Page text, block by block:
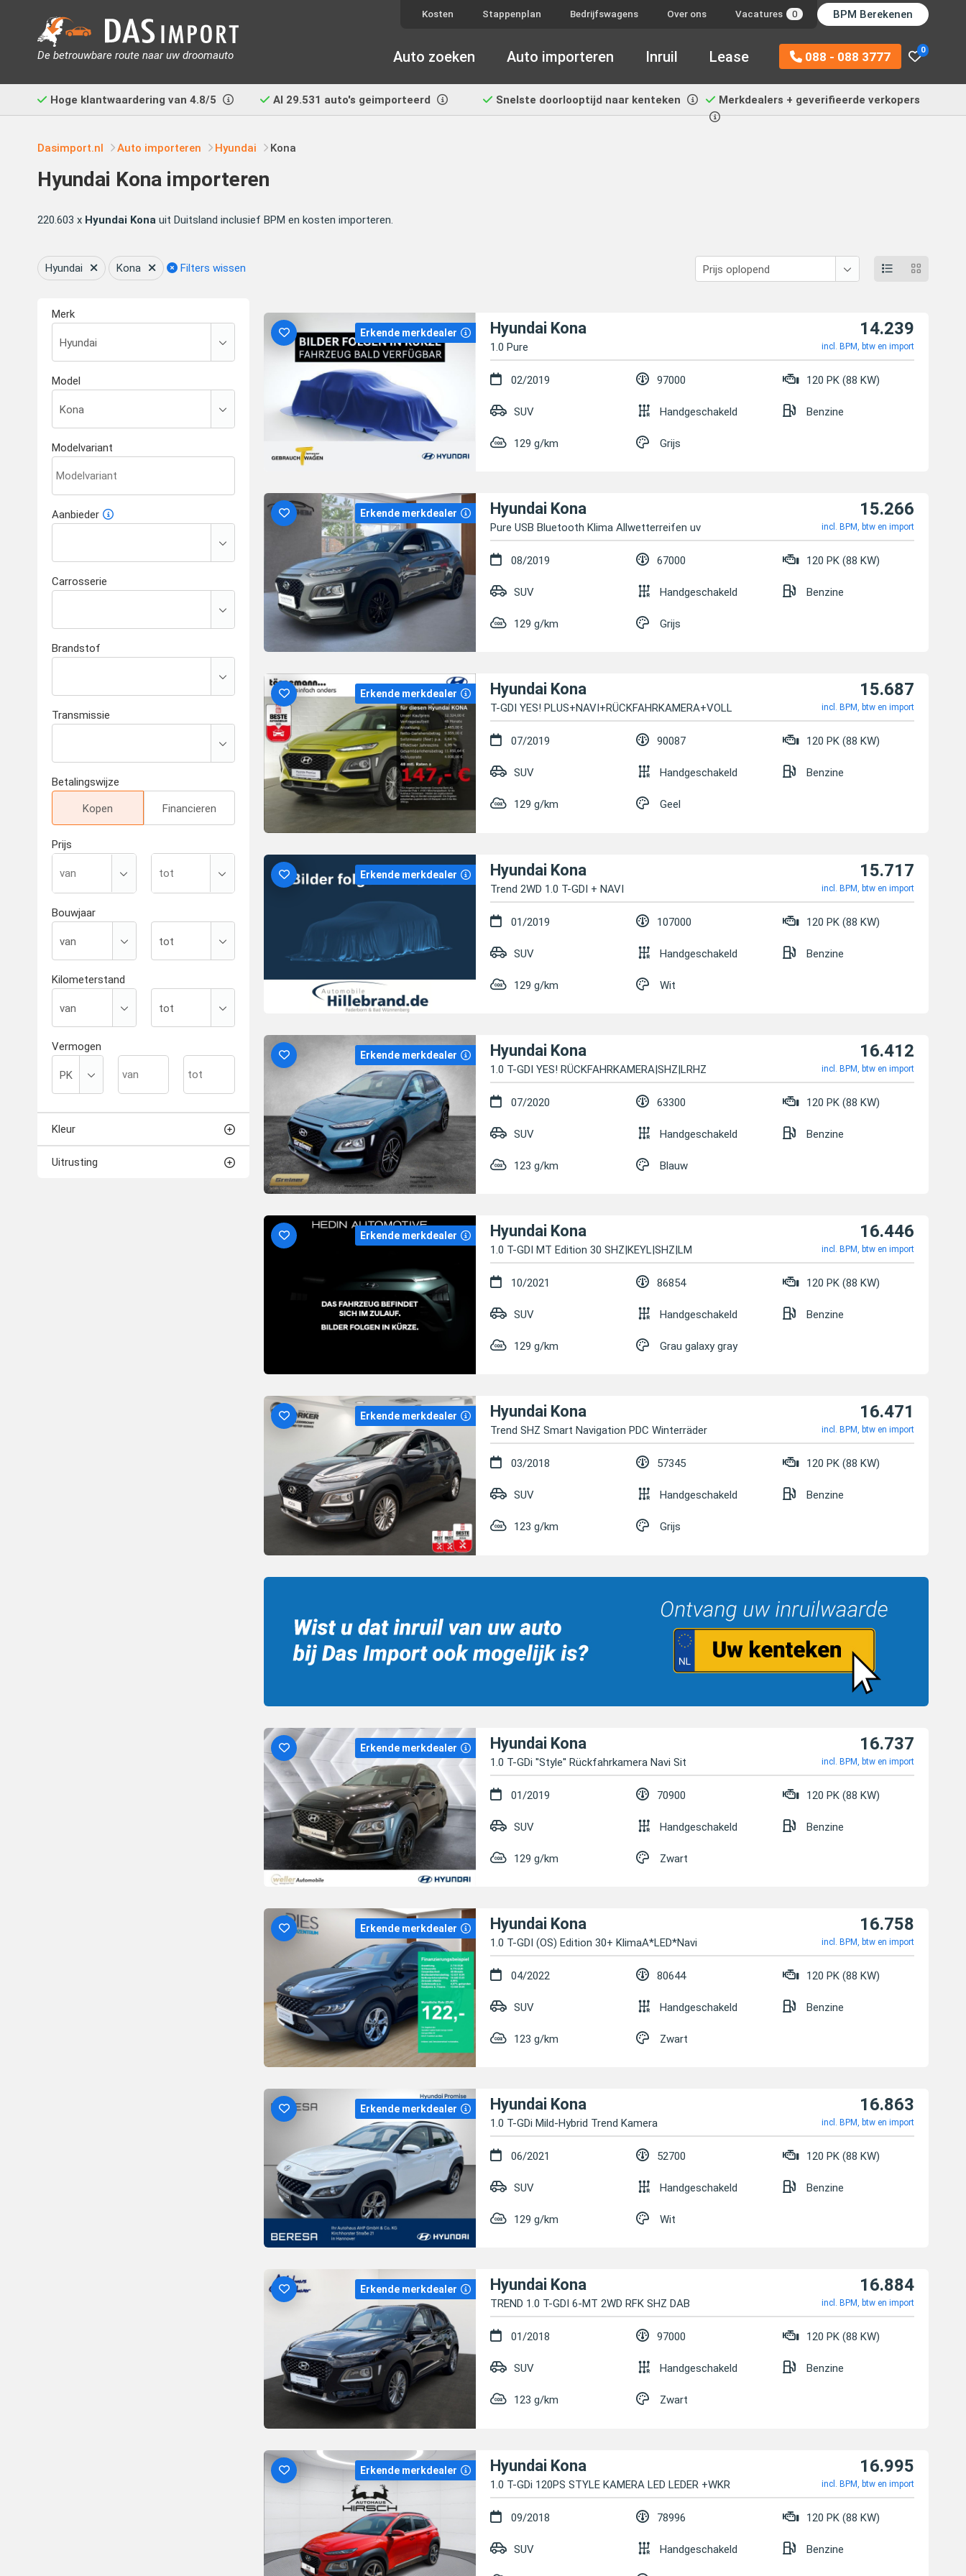
De betrouwbare route naar uw droomauto
Kosten Stappenplan Bedrijfswagens Over ons Vacatures 0 BPM Berekenen
0
088 - 088 3777
Auto zoeken Auto importeren Inruil Lease
Hoge klantwaardering van 4.8/5 Al 29.531 auto's geimporteerd Snelste doorlooptijd naar kenteken Merkdealers + geverifieerde verkopers
Dasimport.nl Auto importeren Hyundai Kona
Hyundai Kona importeren
220.603 x Hyundai Kona uit Duitsland inclusief BPM en kosten importeren.
Hyundai Kona Filters wissen
Erkende merkdealer Hyundai Kona
1.0 Pure
14.239
incl. BPM, btw en import
02/2019 97000 120 PK (88 KW)
SUV Handgeschakeld Benzine
129 g/km Grijs
Erkende merkdealer Hyundai Kona
Pure USB Bluetooth Klima Allwetterreifen uv
15.266
incl. BPM, btw en import
08/2019 67000 120 PK (88 KW)
SUV Handgeschakeld Benzine
129 g/km Grijs
Erkende merkdealer Hyundai Kona
T-GDI YES! PLUS+NAVI+RÜCKFAHRKAMERA+VOLL LE
15.687
incl. BPM, btw en import
07/2019 90087 120 PK (88 KW)
SUV Handgeschakeld Benzine
129 g/km Geel
Erkende merkdealer Hyundai Kona
Trend 2WD 1.0 T-GDI + NAVI
15.717
incl. BPM, btw en import
01/2019 107000 120 PK (88 KW)
SUV Handgeschakeld Benzine
129 g/km Wit
Erkende merkdealer Hyundai Kona
1.0 T-GDI YES! RÜCKFAHRKAMERA|SHZ|LRHZ
16.412
incl. BPM, btw en import
07/2020 63300 120 PK (88 KW)
SUV Handgeschakeld Benzine
123 g/km Blauw
Erkende merkdealer Hyundai Kona
1.0 T-GDI MT Edition 30 SHZ|KEYL|SHZ|LM
16.446
incl. BPM, btw en import
10/2021 86854 120 PK (88 KW)
SUV Handgeschakeld Benzine
129 g/km Grau galaxy gray
Erkende merkdealer Hyundai Kona
Trend SHZ Smart Navigation PDC Winterräder
16.471
incl. BPM, btw en import
03/2018 57345 120 PK (88 KW)
SUV Handgeschakeld Benzine
123 g/km Grijs
Erkende merkdealer Hyundai Kona
1.0 T-GDi ''Style'' Rückfahrkamera Navi Sit
16.737
incl. BPM, btw en import
01/2019 70900 120 PK (88 KW)
SUV Handgeschakeld Benzine
129 g/km Zwart
Erkende merkdealer Hyundai Kona
1.0 T-GDI (OS) Edition 30+ KlimaA*LED*Navi
16.758
incl. BPM, btw en import
04/2022 80644 120 PK (88 KW)
SUV Handgeschakeld Benzine
123 g/km Zwart
Erkende merkdealer Hyundai Kona
1.0 T-GDi Mild-Hybrid Trend Kamera
16.863
incl. BPM, btw en import
06/2021 52700 120 PK (88 KW)
SUV Handgeschakeld Benzine
129 g/km Wit
Erkende merkdealer Hyundai Kona
TREND 1.0 T-GDI 6-MT 2WD RFK SHZ DAB
16.884
incl. BPM, btw en import
01/2018 97000 120 PK (88 KW)
SUV Handgeschakeld Benzine
123 g/km Zwart
Erkende merkdealer Hyundai Kona
1.0 T-GDi 120PS STYLE KAMERA LED LEDER +WKR
16.995
incl. BPM, btw en import
09/2018 78996 120 PK (88 KW)
SUV Handgeschakeld Benzine
Merk
Model
Modelvariant
Aanbieder
Carrosserie
Brandstof
Transmissie
Betalingswijze
Kopen Financieren
Prijs
Bouwjaar
Kilometerstand
Vermogen
Kleur
Uitrusting